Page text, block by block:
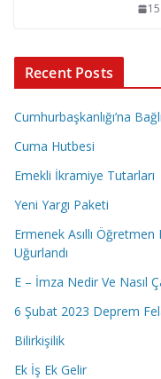
Recent Posts
Cumhurbaşkanlığı’na
Cuma Hutbesi
Emekli İkramiye Tutarları
Yeni Yargı Paketi
Ermenek Asıllı
Uğurlandı
E – İmza Nedir Ve Nasıl
6 Şubat 2023 Deprem
Bilirkişilik
Ek İş Ek Gelir